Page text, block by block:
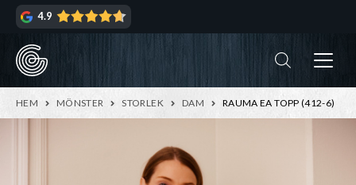
Hoppa
navigering
Hoppa
innehåll
4.9
HEM MÖNSTER STORLEK DAM RAUMA EA TOPP (412-6)